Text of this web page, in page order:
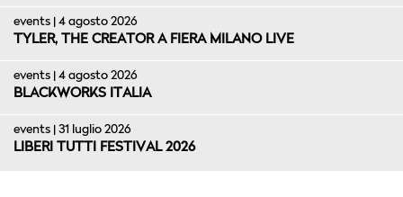
events | 4 agosto 2026
TYLER, THE CREATOR A FIERA MILANO LIVE
events | 4 agosto 2026
BLACKWORKS ITALIA
events | 31 luglio 2026
LIBERI TUTTI FESTIVAL 2026